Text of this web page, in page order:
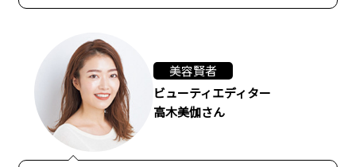
美容賢者
ビューティエディター
高木美伽さん